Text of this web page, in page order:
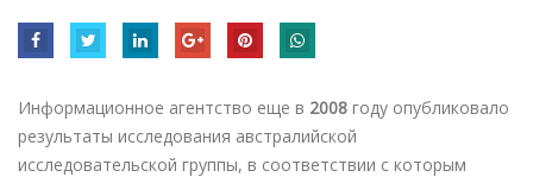
Информационное агентство еще в 2008 году опубликовало
результаты исследования австралийской
исследовательской группы, в соответствии с которым